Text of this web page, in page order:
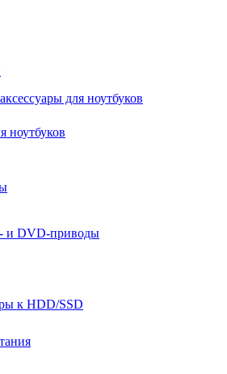
для ноутбуков
ноутбуков
и DVD-приводы
к HDD/SSD